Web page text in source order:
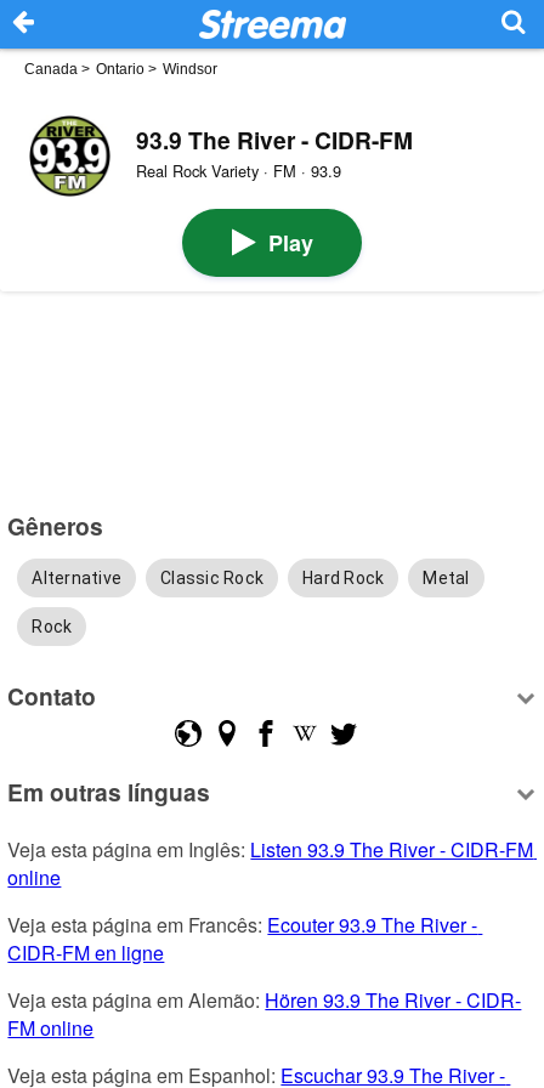
Canada > Ontario > Windsor
93.9 The River - CIDR-FM
Real Rock Variety · FM · 93.9
Play
Gêneros
Alternative Classic Rock Hard Rock Metal
Rock
Contato
Em outras línguas
Veja esta página em Inglês: Listen 93.9 The River - CIDR-FM
online
Veja esta página em Francês: Ecouter 93.9 The River -
CIDR-FM en ligne
Veja esta página em Alemão: Hören 93.9 The River - CIDR-
FM online
Veja esta página em Espanhol: Escuchar 93.9 The River -